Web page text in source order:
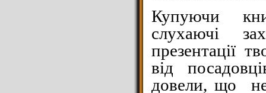
Купуючи
слухаючі
презентації
від
довели, що